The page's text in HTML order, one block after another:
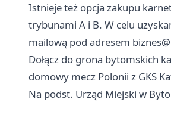
Istnieje też opcja zakupu
trybunami A i B. W celu
mailową pod adresem
Dołącz do grona bytomskich
domowy mecz Polonii z GKS
Na podst. Urząd Miejski w